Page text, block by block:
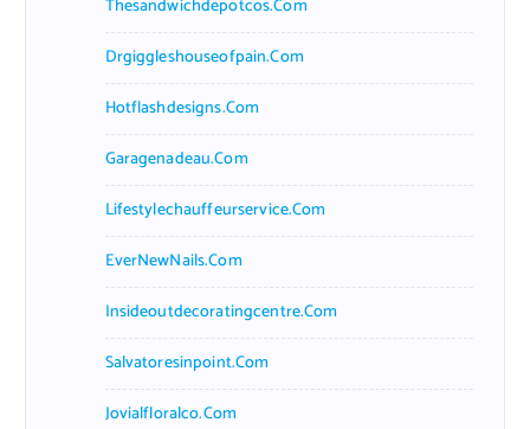
Thesandwichdepotcos.com
Drgiggleshouseofpain.com
Hotflashdesigns.com
Garagenadeau.com
Lifestylechauffeurservice.com
EverNewNails.com
Insideoutdecoratingcentre.com
Salvatoresinpoint.com
Jovialfloralco.com